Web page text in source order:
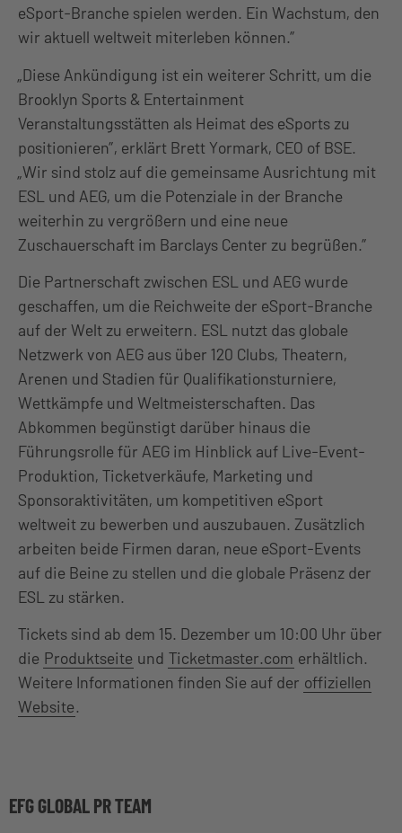
eSport-Branche spielen werden. Ein Wachstum, den
wir aktuell weltweit miterleben können.”
„Diese Ankündigung ist ein weiterer Schritt, um die
Brooklyn Sports & Entertainment
Veranstaltungsstätten als Heimat des eSports zu
positionieren”, erklärt Brett Yormark, CEO of BSE.
„Wir sind stolz auf die gemeinsame Ausrichtung mit
ESL und AEG, um die Potenziale in der Branche
weiterhin zu vergrößern und eine neue
Zuschauerschaft im Barclays Center zu begrüßen.”
Die Partnerschaft zwischen ESL und AEG wurde
geschaffen, um die Reichweite der eSport-Branche
auf der Welt zu erweitern. ESL nutzt das globale
Netzwerk von AEG aus über 120 Clubs, Theatern,
Arenen und Stadien für Qualifikationsturniere,
Wettkämpfe und Weltmeisterschaften. Das
Abkommen begünstigt darüber hinaus die
Führungsrolle für AEG im Hinblick auf Live-Event-
Produktion, Ticketverkäufe, Marketing und
Sponsoraktivitäten, um kompetitiven eSport
weltweit zu bewerben und auszubauen. Zusätzlich
arbeiten beide Firmen daran, neue eSport-Events
auf die Beine zu stellen und die globale Präsenz der
ESL zu stärken.
Tickets sind ab dem 15. Dezember um 10:00 Uhr über
die Produktseite und Ticketmaster.com erhältlich.
Weitere Informationen finden Sie auf der offiziellen
Website.
EFG GLOBAL PR TEAM